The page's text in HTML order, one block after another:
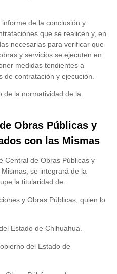
de la conclusión y
que se realicen y, en
necesarias para verificar que
y servicios se ejecuten en
medidas tendientes a
contratación y ejecución.
de la normatividad de la
Obras Públicas y
con las Mismas
Central de Obras Públicas y
se integrará de la
la titularidad de:
y Obras Públicas, quien lo
Estado de Chihuahua.
del Estado de